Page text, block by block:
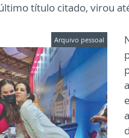
título citado, virou
Arquivo pessoal